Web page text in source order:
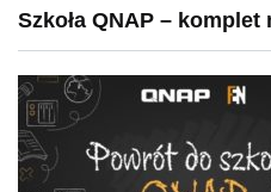
Szkoła QNAP – komplet